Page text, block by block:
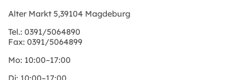
Alter Markt 5,39104 Magdeburg
Tel.: 0391/5064890
Fax: 0391/5064899
Mo: 10:00–17:00